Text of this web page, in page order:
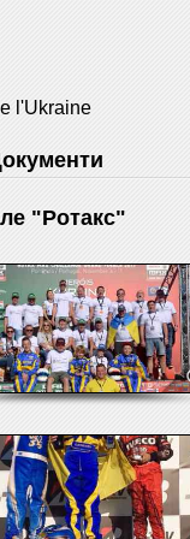
l'Ukraine
"Ротакс"